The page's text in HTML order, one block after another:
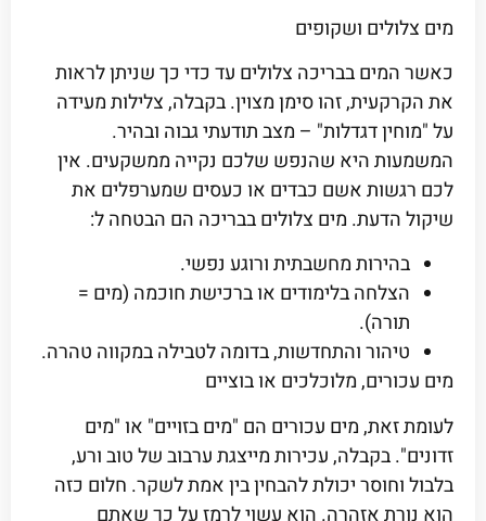
מים צלולים ושקופים
כאשר המים בבריכה צלולים עד כדי כך שניתן לראות
את הקרקעית, זהו סימן מצוין. בקבלה, צלילות מעידה
על "מוחין דגדלות" – מצב תודעתי גבוה ובהיר.
המשמעות היא שהנפש שלכם נקייה ממשקעים. אין
לכם רגשות אשם כבדים או כעסים שמערפלים את
שיקול הדעת. מים צלולים בבריכה הם הבטחה ל:
בהירות מחשבתית ורוגע נפשי.
הצלחה בלימודים או ברכישת חוכמה (מים =
תורה).
טיהור והתחדשות, בדומה לטבילה במקווה טהרה.
מים עכורים, מלוכלכים או בוציים
לעומת זאת, מים עכורים הם "מים בזויים" או "מים
זדונים". בקבלה, עכירות מייצגת ערבוב של טוב ורע,
בלבול וחוסר יכולת להבחין בין אמת לשקר. חלום כזה
הוא נורת אזהרה. הוא עשוי לרמז על כך שאתם